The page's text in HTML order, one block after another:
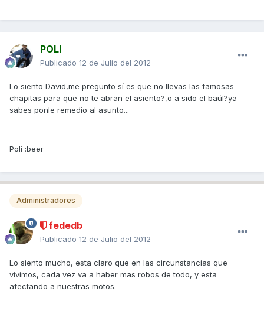
POLI
Publicado 12 de Julio del 2012
Lo siento David,me pregunto sí es que no llevas las famosas
chapitas para que no te abran el asiento?,o a sido el baúl?ya
sabes ponle remedio al asunto...
Poli :beer
Administradores
fededb
Publicado 12 de Julio del 2012
Lo siento mucho, esta claro que en las circunstancias que
vivimos, cada vez va a haber mas robos de todo, y esta
afectando a nuestras motos.